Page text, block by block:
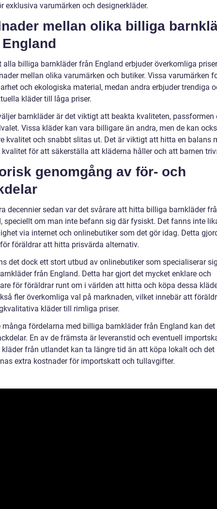
exklusiva varumärken och designerkläder.
mellan olika billiga
alla billiga barnkläder från England erbjuder överkomliga
mellan olika varumärken och butiker. Vissa varumärken
och ekologiska material, medan andra erbjuder trendiga
kläder till låga priser.
barnkläder är det viktigt att beakta kvaliteten, passformen
Vissa kläder kan vara billigare än andra, men de kan
kvalitet och snabbt slitas ut. Det är viktigt att hitta en balans
kvalitet för att säkerställa att kläderna håller och att barnen
genomgång av för- och
decennier sedan var det svårare att hitta billiga barnkläder
speciellt om man inte befann sig där fysiskt. Det fanns inte
via internet och onlinebutiker som det gör idag. Detta
föräldrar att hitta prisvärda alternativ.
det dock ett stort utbud av onlinebutiker som specialiserar
från England. Detta har gjort det mycket enklare och
för föräldrar runt om i världen att hitta och köpa dessa
fler överkomliga val på marknaden, vilket innebär att
kläder till rimliga priser.
många fördelarna med billiga barnkläder från England kan
En av de främsta är leveranstid och eventuell
från utlandet kan ta längre tid än att köpa lokalt och det
extra kostnader för importskatt och tullavgifter.